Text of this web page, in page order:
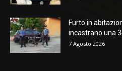
Furto in
incastrano una
7 Agosto 2026